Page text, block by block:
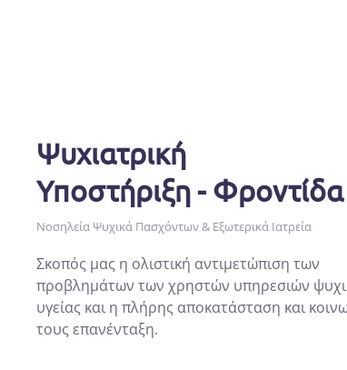
Ψυχιατρική
Υποστήριξη - Φροντίδα
Νοσηλεία Ψυχικά Πασχόντων & Εξωτερικά Ιατρεία
Σκοπός μας η ολιστική αντιμετώπιση των
προβλημάτων των χρηστών υπηρεσιών
υγείας και η πλήρης αποκατάσταση και
τους επανένταξη.